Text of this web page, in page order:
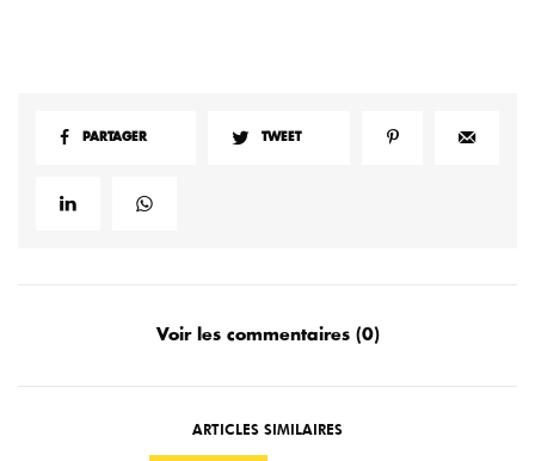
PARTAGER TWEET
Voir les commentaires (0)
ARTICLES SIMILAIRES